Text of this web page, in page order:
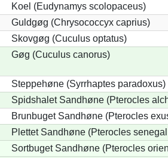
Koel (Eudynamys scolopaceus)
Guldgøg (Chrysococcyx caprius)
Skovgøg (Cuculus optatus)
Gøg (Cuculus canorus)
Steppehøne (Syrrhaptes paradoxus)
Spidshalet Sandhøne (Pterocles
Brunbuget Sandhøne (Pterocles
Plettet Sandhøne (Pterocles
Sortbuget Sandhøne (Pterocles